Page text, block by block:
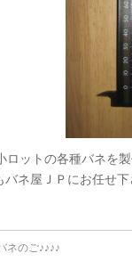
ロットの各種バネを
ネ屋ＪＰにお任せ下
ネのご♪♪♪♪